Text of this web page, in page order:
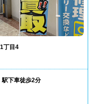
丁目4
駅下車徒歩2分